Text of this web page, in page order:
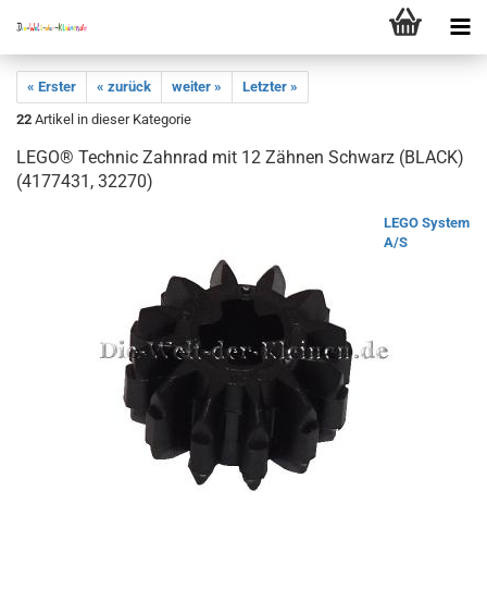
« Erster « zurück weiter »
Letzter »
22 Artikel in dieser Kategorie
LEGO® Technic Zahnrad mit 12 Zähnen Schwarz (BLACK)
(4177431, 32270)
LEGO System
A/S